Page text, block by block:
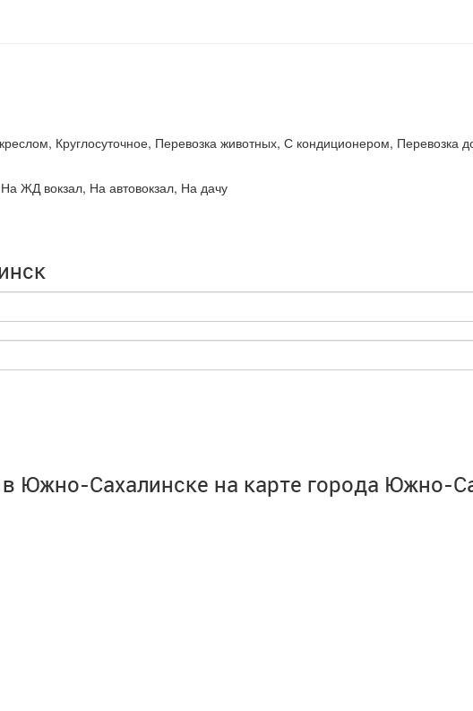
Круглосуточное, Перевозка животных, С кондиционером, Перевозка
ЖД вокзал, На автовокзал, На дачу
Южно-Сахалинске на карте города Южно-